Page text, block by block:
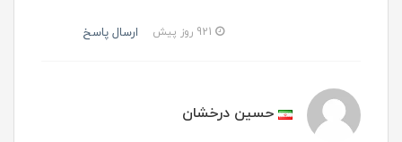
ارسال پاسخ
حسین درخشان